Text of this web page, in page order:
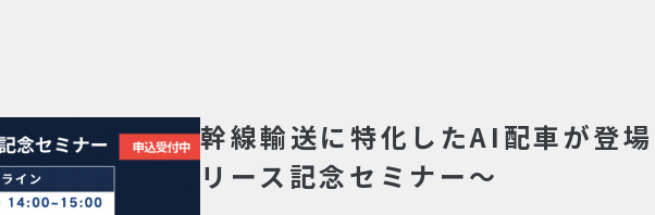
幹線輸送に特化したAI配車が登
リース記念セミナー～